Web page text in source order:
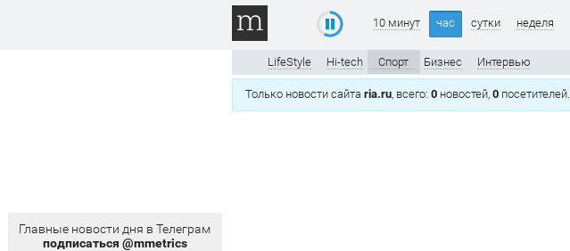
Главные новости дня в Телеграм
подписаться @mmetrics
10 минут час сутки неделя
LifeStyle Hi-tech Спорт Бизнес Интервью
Только новости сайта ria.ru, всего: 0 новостей, 0 посетителей.